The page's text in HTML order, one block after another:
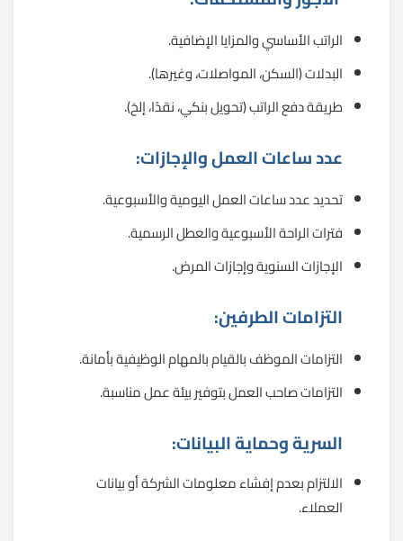
الراتب الأساسي والمزايا الإضافية.
البدلات (السكن، المواصلات، وغيرها).
طريقة دفع الراتب (تحويل بنكي، نقدًا، إلخ).
عدد ساعات العمل والإجازات:
تحديد عدد ساعات العمل اليومية والأسبوعية.
فترات الراحة الأسبوعية والعطل الرسمية.
الإجازات السنوية وإجازات المرض.
التزامات الطرفين:
التزامات الموظف بالقيام بالمهام الوظيفية بأمانة.
التزامات صاحب العمل بتوفير بيئة عمل مناسبة.
السرية وحماية البيانات:
الالتزام بعدم إفشاء معلومات الشركة أو بيانات
العملاء.